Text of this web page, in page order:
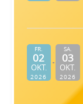
FR.
02
OKT.
2026
SA.
03
OKT.
2026